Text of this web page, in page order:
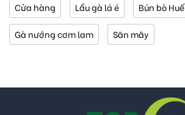
Cửa hàng Lẩu gà lá é Bún bò Huế
Gà nướng cơm lam Săn mây